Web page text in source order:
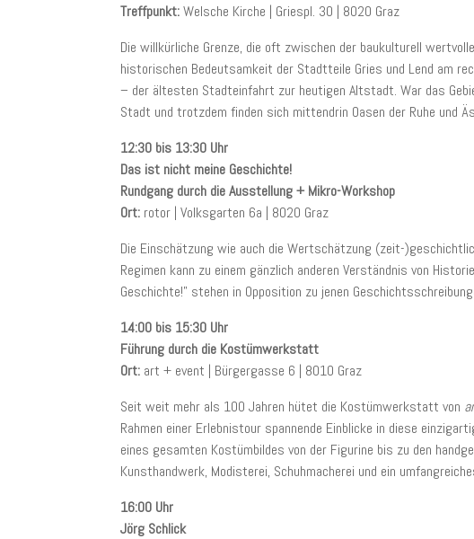
Treffpunkt:Welsche Kirche | Griespl. 30 | 8020 Graz
Die willkürliche Grenze, die oft zwischen der baukulturell
historischen Bedeutsamkeit der Stadtteile Gries und Lend am
– der ältesten Stadteinfahrt zur heutigen Altstadt. War das
Stadt und trotzdem finden sich mittendrin Oasen der Ruhe und
12:30 bis 13:30 Uhr
Das ist nicht meine Geschichte!
Rundgang durch die Ausstellung + Mikro-Workshop
Ort: rotor | Volksgarten 6a | 8020 Graz
Die Einschätzung wie auch die Wertschätzung (zeit-
Regimen kann zu einem gänzlich anderen Verständnis von
Geschichte!” stehen in Opposition zu jenen
14:00 bis 15:30 Uhr
Führung durch die Kostümwerkstatt
Ort: art + event | Bürgergasse 6 | 8010 Graz
Seit weit mehr als 100 Jahren hütet die Kostümwerkstatt von
Rahmen einer Erlebnistour spannende Einblicke in diese
eines gesamten Kostümbildes von der Figurine bis zu den
Kunsthandwerk, Modisterei, Schuhmacherei und ein
16:00 Uhr
Jörg Schlick